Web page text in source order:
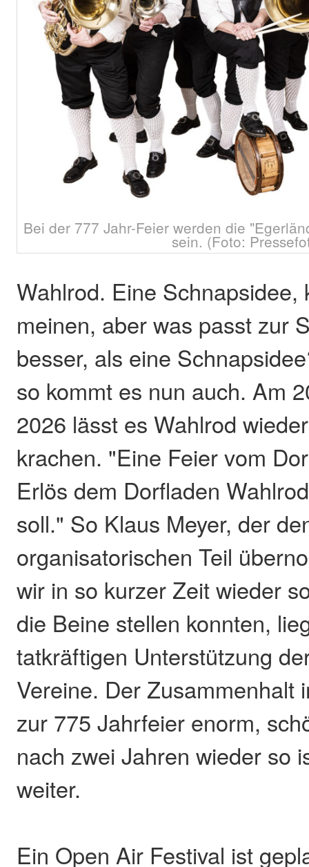
Bei der 777 Jahr-Feier werden die
sein. (Foto:
Wahlrod. Eine Schnapsidee,
meinen, aber was passt zur
besser, als eine
so kommt es nun auch. Am
2026 lässt es Wahlrod
krachen. "Eine Feier vom
Erlös dem Dorfladen
soll." So Klaus Meyer, der
organisatorischen Teil
wir in so kurzer Zeit wieder
die Beine stellen konnten,
tatkräftigen Unterstützung
Vereine. Der Zusammenhalt
zur 775 Jahrfeier enorm,
nach zwei Jahren wieder so
weiter.
Ein Open Air Festival ist